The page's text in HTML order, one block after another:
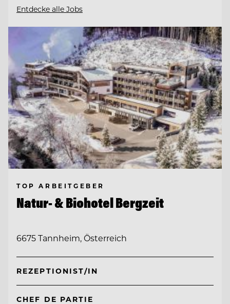
Entdecke alle Jobs
TOP ARBEITGEBER
Natur- & Biohotel Bergzeit
6675 Tannheim, Österreich
REZEPTIONIST/IN
CHEF DE PARTIE